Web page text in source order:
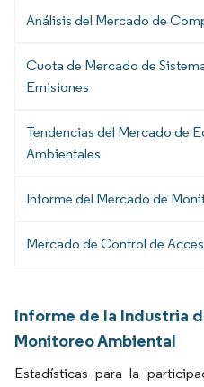
Análisis del Mercado de
Cuota de Mercado de
Emisiones
Tendencias del Mercado de
Ambientales
Informe del Mercado de
Mercado de Control de
Informe de la Industria
Monitoreo Ambiental
Estadísticas para la